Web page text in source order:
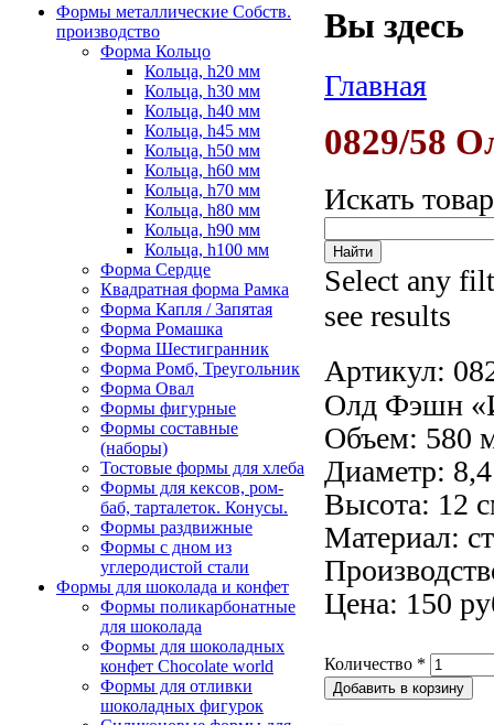
Формы металлические Собств.
производство
Форма Кольцо
Кольца, h20 мм
Кольца, h30 мм
Кольца, h40 мм
Кольца, h45 мм
Кольца, h50 мм
Кольца, h60 мм
Кольца, h70 мм
Кольца, h80 мм
Кольца, h90 мм
Кольца, h100 мм
Форма Сердце
Квадратная форма Рамка
Форма Капля / Запятая
Форма Ромашка
Форма Шестигранник
Форма Ромб, Треугольник
Форма Овал
Формы фигурные
Формы составные
(наборы)
Тостовые формы для хлеба
Формы для кексов, ром-
баб, тарталеток. Конусы.
Формы раздвижные
Формы с дном из
углеродистой стали
Формы для шоколада и конфет
Формы поликарбонатные
для шоколада
Формы для шоколадных
конфет Сhocolate world
Формы для отливки
шоколадных фигурок
Вы здесь
Главная
0829/58
Искать
Select any
see results
Артикул:
Олд Фэшн
Объем: 580
Диаметр:
Высота: 12
Материал:
Цена: 150
Количество *